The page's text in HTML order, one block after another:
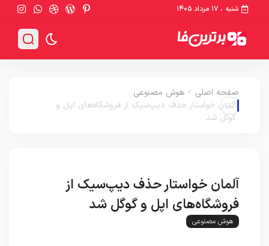
شنبه ، ۱۷ مرداد ۱۴۰۵
صفحه اصلی > هوش مصنوعی :
آلمان خواستار حذف دیپ‌سیک از فروشگاه‌های اپل و
گوگل شد
آلمان خواستار حذف دیپ‌سیک از
فروشگاه‌های اپل و گوگل شد
هوش مصنوعی